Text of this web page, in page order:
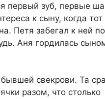
первый зуб, первые
к сыну, когда тот
Петя забегал к ней
Аня гордилась
свекрови. Та
разом, что столько